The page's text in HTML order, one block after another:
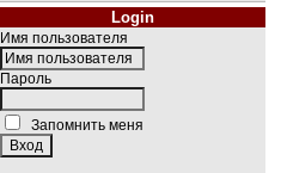
Login
Имя пользователя
Пароль
Запомнить меня